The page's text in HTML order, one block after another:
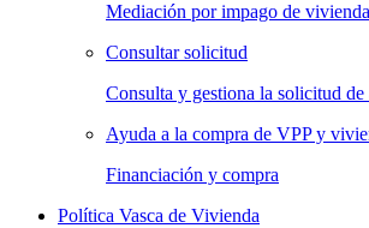
Mediación por impago de
Consultar solicitud
Consulta y gestiona la solicitud de
Ayuda a la compra de VPP y
Financiación y compra
Política Vasca de Vivienda